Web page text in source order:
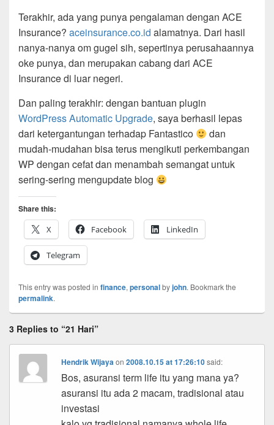
Terakhir, ada yang punya pengalaman dengan ACE
Insurance? aceinsurance.co.id alamatnya. Dari hasil
nanya-nanya om gugel sih, sepertinya perusahaannya
oke punya, dan merupakan cabang dari ACE
Insurance di luar negeri.
Dan paling terakhir: dengan bantuan plugin
WordPress Automatic Upgrade, saya berhasil lepas
dari ketergantungan terhadap Fantastico
dan
mudah-mudahan bisa terus mengikuti perkembangan
WP dengan cefat dan menambah semangat untuk
sering-sering mengupdate blog
Share this:
X
Facebook LinkedIn
Telegram
This entry was posted in finance, personalbyjohn. Bookmark the
permalink.
3 Replies to “21 Hari”
Hendrik Wijayaon2008.10.15 at 17:26:10 said:
Bos, asuransi term life itu yang mana ya?
asuransi itu ada 2 macam, tradisional atau
investasi